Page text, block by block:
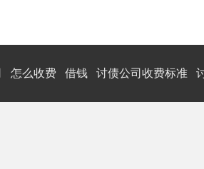
怎么收费 借钱 讨债公司收费标准